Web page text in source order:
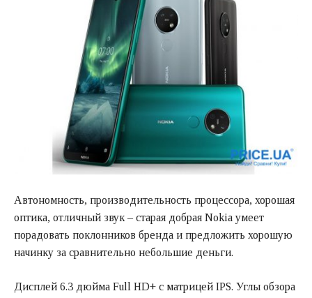
Автономность, производительность процессора, хорошая
оптика, отличный звук – старая добрая Nokia умеет
порадовать поклонников бренда и предложить хорошую
начинку за сравнительно небольшие деньги.
Дисплей 6.3 дюйма Full HD+ с матрицей IPS. Углы обзора